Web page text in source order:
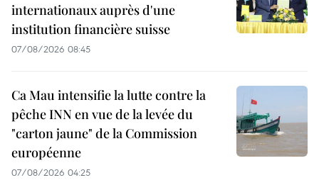
internationaux auprès d'une
institution financière suisse
07/08/2026 08:45
Ca Mau intensifie la lutte contre la
pêche INN en vue de la levée du
"carton jaune" de la Commission
européenne
07/08/2026 04:25